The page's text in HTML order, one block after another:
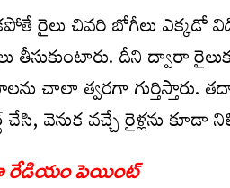
రైలు చివరి బోగీలు ఎక్కడో
తీసుకుంటారు. దీని ద్వారా
చాలా త్వరగా గుర్తిస్తారు.
చేసి, వెనుక వచ్చే రైళ్లను
రేడియం పెయింట్